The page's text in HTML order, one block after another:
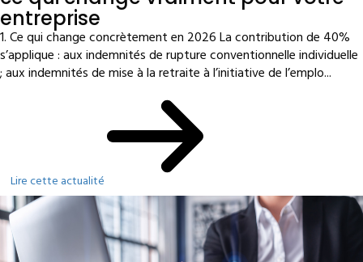
entreprise
1. Ce qui change concrètement en 2026 La contribution de 40%
s’applique : aux indemnités de rupture conventionnelle individuelle
; aux indemnités de mise à la retraite à l’initiative de l’emplo...
Lire cette actualité